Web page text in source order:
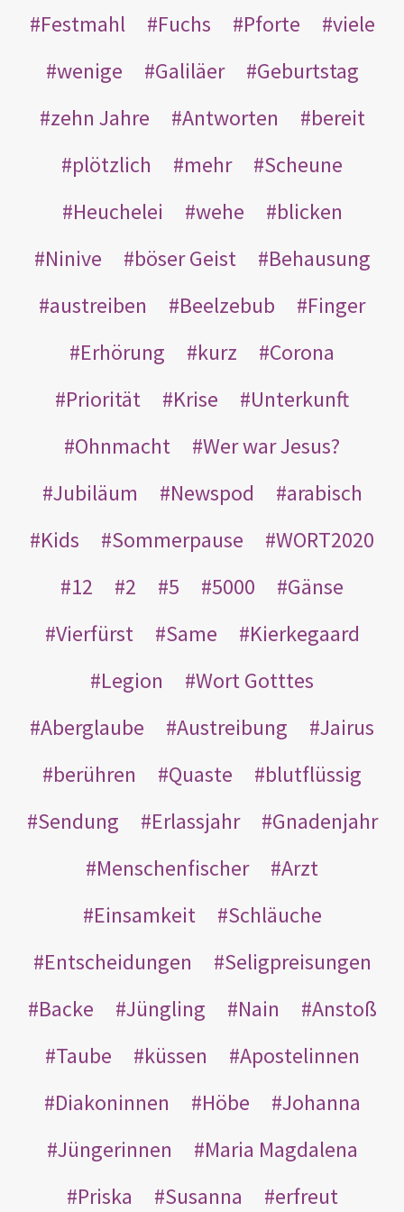
Festmahl Fuchs Pforte
viele
wenige
Galiläer
Geburtstag
zehn Jahre
Antworten
bereit
plötzlich
mehr
Scheune
Heuchelei
wehe
blicken
Ninive
böser Geist
Behausung
austreiben
Beelzebub
Finger
Erhörung
kurz
Corona
Priorität
Krise
Unterkunft
Ohnmacht
Wer war Jesus?
Jubiläum
Newspod
arabisch
Kids
Sommerpause
WORT2020
12
2 5 5000
Gänse
Vierfürst
Same
Kierkegaard
Legion
Wort Gotttes
Aberglaube
Austreibung
Jairus
berühren
Quaste
blutflüssig
Sendung
Erlassjahr
Gnadenjahr
Menschenfischer
Arzt
Einsamkeit
Schläuche
Entscheidungen
Seligpreisungen
Backe
Jüngling Nain
Anstoß
Taube
küssen
Apostelinnen
Diakoninnen
Höbe
Johanna
Jüngerinnen
Maria Magdalena
Priska
Susanna
erfreut